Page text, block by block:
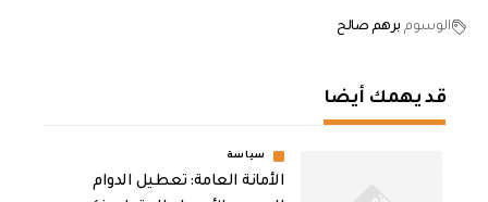
الوسوم برهم صالح
قد يهمك أيضا
سياسة
الأمانة العامة: تعطيل الدوام